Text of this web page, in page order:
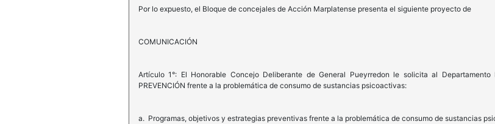
Por lo expuesto, el Bloque de concejales de Acción Marplatense presenta el siguiente proyecto de
COMUNICACIÓN
Artículo 1°: El Honorable Concejo Deliberante de General Pueyrredon le solicita al
PREVENCIÓN frente a la problemática de consumo de sustancias psicoactivas:
a. Programas, objetivos y estrategias preventivas frente a la problemática de consumo de sustancias